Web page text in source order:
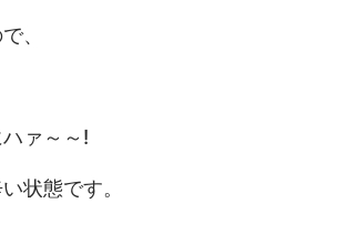
、
ァ～～!
状態です。